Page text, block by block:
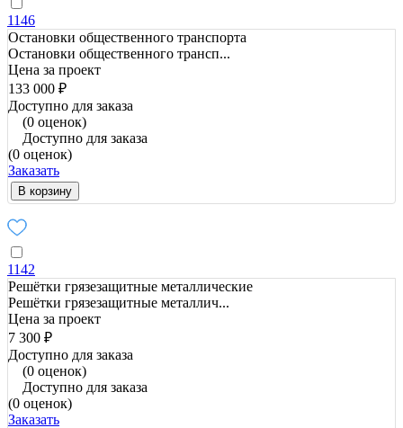
1146
Остановки общественного транспорта
Остановки общественного трансп...
Цена за проект
133 000 ₽
Доступно для заказа
(0 оценок)
Доступно для заказа
(0 оценок)
Заказать
В корзину
1142
Решётки грязезащитные металлические
Решётки грязезащитные металлич...
Цена за проект
7 300 ₽
Доступно для заказа
(0 оценок)
Доступно для заказа
(0 оценок)
Заказать